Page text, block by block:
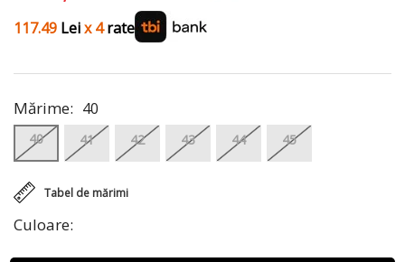
117.49 Leix 4rate
Culoare:
Tabel de mărimi
Mărime: 40
40 41 42 43 44 45